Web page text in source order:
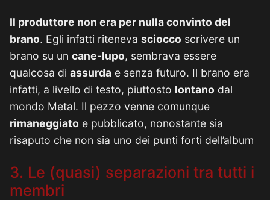
Il produttore non era per nulla convinto del
brano. Egli infatti riteneva sciocco scrivere un
brano su un cane-lupo, sembrava essere
qualcosa di assurda e senza futuro. Il brano era
infatti, a livello di testo, piuttosto lontano dal
mondo Metal. Il pezzo venne comunque
rimaneggiato e pubblicato, nonostante sia
risaputo che non sia uno dei punti forti dell’album
3. Le (quasi) separazioni tra tutti i
membri